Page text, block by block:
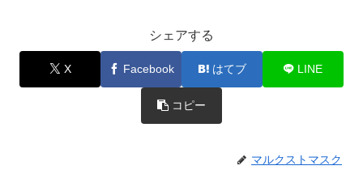
シェアする
X Facebook はてブ LINE
コピー
マルクストマスク